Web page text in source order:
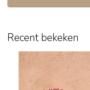
Recent bekeken